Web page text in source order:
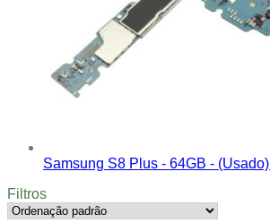
Samsung S8 Plus - 64GB - (Usado)
Filtros